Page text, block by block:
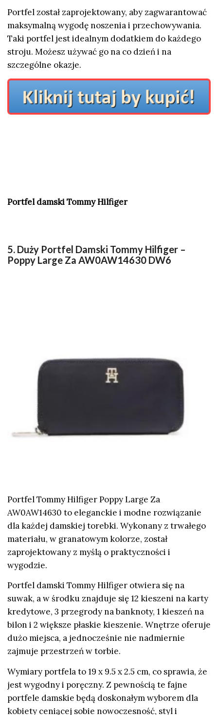
Portfel został zaprojektowany, aby zagwarantować
maksymalną wygodę noszenia i przechowywania.
Taki portfel jest idealnym dodatkiem do każdego
stroju. Możesz używać go na co dzień i na
szczególne okazje.
Portfel damski Tommy Hilfiger
5. Duży Portfel Damski Tommy Hilfiger –
Poppy Large Za AW0AW14630 DW6
Portfel Tommy Hilfiger Poppy Large Za
AW0AW14630 to eleganckie i modne rozwiązanie
dla każdej damskiej torebki. Wykonany z trwałego
materiału, w granatowym kolorze, został
zaprojektowany z myślą o praktyczności i
wygodzie.
Portfel damski Tommy Hilfiger otwiera się na
suwak, a w środku znajduje się 12 kieszeni na karty
kredytowe, 3 przegrody na banknoty, 1 kieszeń na
bilon i 2 większe płaskie kieszenie. Wnętrze oferuje
dużo miejsca, a jednocześnie nie nadmiernie
zajmuje przestrzeń w torbie.
Wymiary portfela to 19 x 9.5 x 2.5 cm, co sprawia, że
jest wygodny i poręczny. Z pewnością te fajne
portfele damskie będą doskonałym wyborem dla
kobiety ceniącej sobie nowoczesność, styl i